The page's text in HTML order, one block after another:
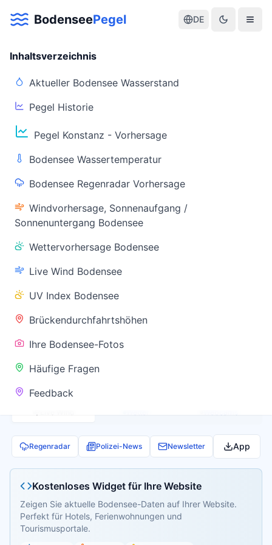
BodenseePegel DE
Inhaltsverzeichnis
Aktueller Bodensee Wasserstand
Pegel Historie
Pegel Konstanz - Vorhersage
Bodensee Wassertemperatur
Bodensee Regenradar Vorhersage
Windvorhersage, Sonnenaufgang /
Sonnenuntergang Bodensee
Wettervorhersage Bodensee
Live Wind Bodensee
UV Index Bodensee
Brückendurchfahrtshöhen
Ihre Bodensee-Fotos
Häufige Fragen
Feedback
Aktuelle Warnlage Bodensee
Aktueller Bodensee Pegel & Wasserstand
Live-Daten
(Konstanz)
Wassertemperatur
(Friedrichshafen)
Warnstatus
✅ Keine
Warnung
Regenradar Polizei-News Newsletter App
Kostenloses Widget für Ihre Website
Zeigen Sie aktuelle Bodensee-Daten auf Ihrer Website.
Perfekt für Hotels, Ferienwohnungen und
Tourismusportale.